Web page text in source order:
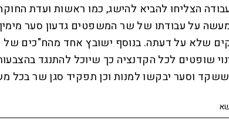
הצליחו להביא להישג, כמו ראשות ועדת
על עבודתו של שר המשפטים גדעון סער מימין
שלא על דעתה. בנוסף ישובץ אחד מהח"כים של
שופטים לכל הקדנציה כך שיוכל להתנגד
וסער יבקשו למנות וכן תפקיד סגן שר בכל